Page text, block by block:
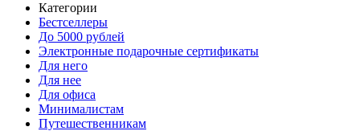
Категории
Бестселлеры
До 5000 рублей
Электронные подарочные сертификаты
Для него
Для нее
Для офиса
Минималистам
Путешественникам